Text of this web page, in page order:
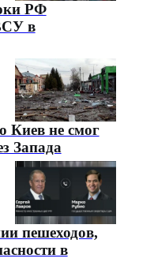
РФ
в
Киев не смог
Запада
пешеходов,
в